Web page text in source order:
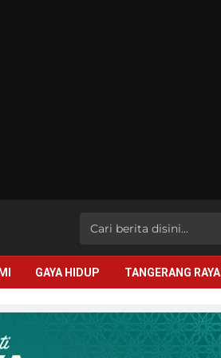
GAYA HIDUP TANGERANG RAYA